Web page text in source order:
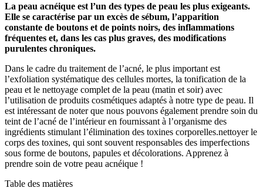
La peau acnéique est l’un des types de peau les plus exigeants.
Elle se caractérise par un excès de sébum, l’apparition
constante de boutons et de points noirs, des inflammations
fréquentes et, dans les cas plus graves, des modifications
purulentes chroniques.
Dans le cadre du traitement de l’acné, le plus important est
l’exfoliation systématique des cellules mortes, la tonification de la
peau et le nettoyage complet de la peau (matin et soir) avec
l’utilisation de produits cosmétiques adaptés à notre type de peau. Il
est intéressant de noter que nous pouvons également prendre soin du
teint de l’acné de l’intérieur en fournissant à l’organisme des
ingrédients stimulant l’élimination des toxines corporelles.nettoyer le
corps des toxines, qui sont souvent responsables des imperfections
sous forme de boutons, papules et décolorations. Apprenez à
prendre soin de votre peau acnéique !
Table des matières